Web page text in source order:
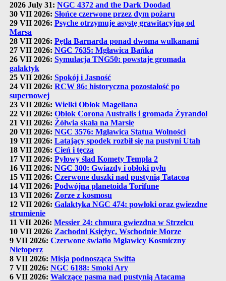
2026 July 31: NGC 4372 and the Dark Doodad
30 VII 2026: Słońce czerwone przez dym pożaru
29 VII 2026: Psyche otrzymuje asystę grawitacyjną od
Marsa
28 VII 2026: Pętla Barnarda ponad dwoma wulkanami
27 VII 2026: NGC 7635: Mgławica Bańka
26 VII 2026: Symulacja TNG50: powstaje gromada
galaktyk
25 VII 2026: Spokój i Jasność
24 VII 2026: RCW 86: historyczna pozostałość po
supernowej
23 VII 2026: Wielki Obłok Magellana
22 VII 2026: Obłok Corona Australis i gromada Żyrandol
21 VII 2026: Żółwia skała na Marsie
20 VII 2026: NGC 3576: Mgławica Statua Wolności
19 VII 2026: Latający spodek rozbił się na pustyni Utah
18 VII 2026: Cień i tęcza
17 VII 2026: Pyłowy ślad Komety Templa 2
16 VII 2026: NGC 300: Gwiazdy i obłoki pyłu
15 VII 2026: Czerwone duszki nad pustynią Tatacoa
14 VII 2026: Podwójna planetoida Torifune
13 VII 2026: Zorze z kosmosu
12 VII 2026: Galaktyka NGC 474: powłoki oraz gwiezdne
strumienie
11 VII 2026: Messier 24: chmura gwiezdna w Strzelcu
10 VII 2026: Zachodni Księżyc, Wschodnie Morze
9 VII 2026: Czerwone światło Mgławicy Kosmiczny
Nietoperz
8 VII 2026: Misja podnosząca Swifta
7 VII 2026: NGC 6188: Smoki Ary
6 VII 2026: Walczące pasma nad pustynią Atacama